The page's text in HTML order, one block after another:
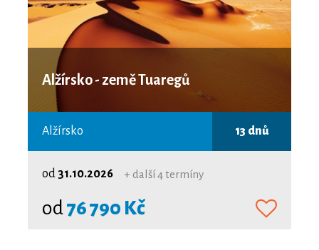
Alžírsko - země Tuaregů
Alžírsko 13 dnů
od 31.10.2026 + další 4 termíny
od76 790 Kč